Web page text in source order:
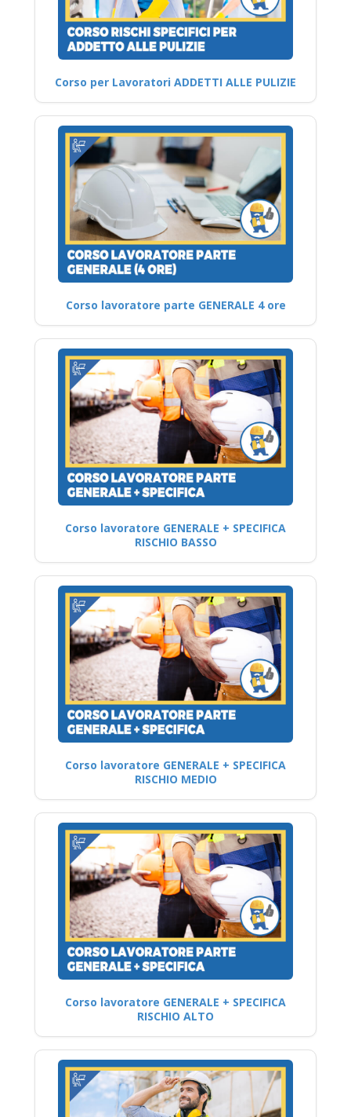
Corso per Lavoratori ADDETTI ALLE PULIZIE
Corso lavoratore parte GENERALE 4 ore
Corso lavoratore GENERALE + SPECIFICA
RISCHIO BASSO
Corso lavoratore GENERALE + SPECIFICA
RISCHIO MEDIO
Corso lavoratore GENERALE + SPECIFICA
RISCHIO ALTO